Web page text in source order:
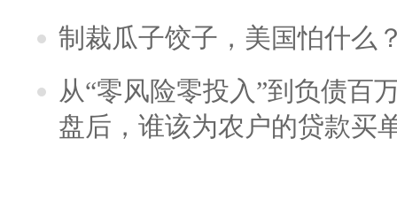
制裁瓜子饺子，美国怕什么
从“零风险零投入”到负债百
盘后，谁该为农户的贷款买